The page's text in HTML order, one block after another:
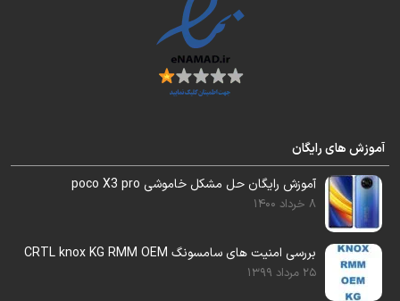
این آموزش را برای تمام مدلهای
میتوانید استفاده کنید.
این فایل قابل رایت با ایزی جیتگ , مدوسا و …
آموزش رایگان تعویض هارد را می‌توانید از بخش
آموزش مشاهده بفرمایید
آموزش های رایگان
آموزش رایگان حل مشکل خاموشی poco X3 pro
8 خرداد 1400
بررسی امنیت های سامسونگ CRTL knox KG RMM OEM
25 مرداد 1399